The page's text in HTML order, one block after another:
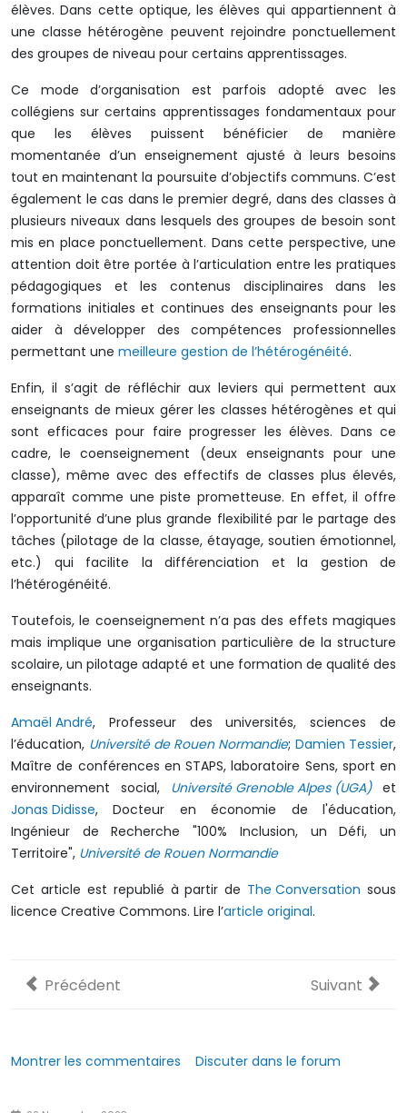
élèves. Dans cette optique, les élèves qui appartiennent à
une classe hétérogène peuvent rejoindre ponctuellement
des groupes de niveau pour certains apprentissages.
Ce mode d’organisation est parfois adopté avec les
collégiens sur certains apprentissages fondamentaux pour
que les élèves puissent bénéficier de manière
momentanée d’un enseignement ajusté à leurs besoins
tout en maintenant la poursuite d’objectifs communs. C’est
également le cas dans le premier degré, dans des classes à
plusieurs niveaux dans lesquels des groupes de besoin sont
mis en place ponctuellement. Dans cette perspective, une
attention doit être portée à l’articulation entre les pratiques
pédagogiques et les contenus disciplinaires dans les
formations initiales et continues des enseignants pour les
aider à développer des compétences professionnelles
permettant une meilleure gestion de l’hétérogénéité.
Enfin, il s’agit de réfléchir aux leviers qui permettent aux
enseignants de mieux gérer les classes hétérogènes et qui
sont efficaces pour faire progresser les élèves. Dans ce
cadre, le coenseignement (deux enseignants pour une
classe), même avec des effectifs de classes plus élevés,
apparaît comme une piste prometteuse. En effet, il offre
l’opportunité d’une plus grande flexibilité par le partage des
tâches (pilotage de la classe, étayage, soutien émotionnel,
etc.) qui facilite la différenciation et la gestion de
l’hétérogénéité.
Toutefois, le coenseignement n’a pas des effets magiques
mais implique une organisation particulière de la structure
scolaire, un pilotage adapté et une formation de qualité des
enseignants.
Amaël André, Professeur des universités, sciences de
l’éducation, Université de Rouen Normandie; Damien Tessier,
Maître de conférences en STAPS, laboratoire Sens, sport en
environnement social, Université Grenoble Alpes (UGA)et
Jonas Didisse, Docteur en économie de l'éducation,
Ingénieur de Recherche "100% Inclusion, un Défi, un
Territoire", Université de Rouen Normandie
Cet article est republié à partir de The Conversation sous
licence Creative Commons. Lire l’article original.
Article précédent : Enfants placés : le numérique, un
Précédent Article
Suivant
Montrer les commentaires Discuter dans le forum